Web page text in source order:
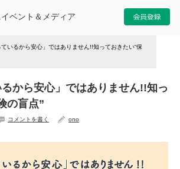
ベント＆メディア
ているから安心」ではありません!!知っておきたい“保
るから安心」ではありません!!知っ
の盲点”
コメントを書く ono